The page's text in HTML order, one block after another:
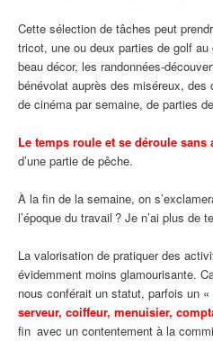
Cette sélection de tâches peut
tricot, une ou deux parties de golf
beau décor, les randonnées-
bénévolat auprès des miséreux, des
de cinéma par semaine, de parties
Le temps roule et se déroule sans
d’une partie de pêche.
À la fin de la semaine, on
l’époque du travail ? Je n’ai plus
La valorisation de pratiquer des
évidemment moins glamourisante.
nous conférait un statut, parfois un
serveur, coiffeur, menuisier,
fin avec un contentement à la